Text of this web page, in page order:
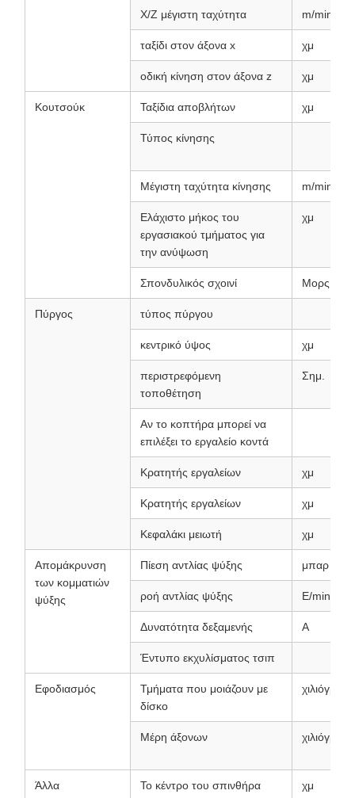
X/Z μέγιστη ταχύτητα m/min
ταξίδι στον άξονα x χμ
οδική κίνηση στον άξονα z χμ
Κουτσούκ Ταξίδια αποβλήτων χμ
Τύπος κίνησης
Μέγιστη ταχύτητα κίνησης m/min
Ελάχιστο μήκος του
εργασιακού τμήματος για
την ανύψωση
χμ
Σπονδυλικός σχοινί Μορς
Πύργος τύπος πύργου
κεντρικό ύψος χμ
περιστρεφόμενη
τοποθέτηση
Σημ.
Αν το κοπτήρα μπορεί να
επιλέξει το εργαλείο κοντά
Κρατητής εργαλείων χμ
Κρατητής εργαλείων χμ
Κεφαλάκι μειωτή χμ
Απομάκρυνση
των κομματιών
ψύξης
Πίεση αντλίας ψύξης μπαρ
ροή αντλίας ψύξης Ε/min
Δυνατότητα δεξαμενής Α
Έντυπο εκχυλίσματος τσιπ
Εφοδιασμός
Τμήματα που μοιάζουν με
δίσκο
Μέρη άξονων
Άλλα
Το κέντρο του σπινθήρα
χμ